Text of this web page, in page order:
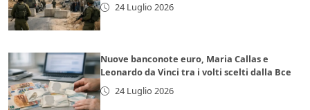
24 Luglio 2026
Nuove banconote euro, Maria Callas e
Leonardo da Vinci tra i volti scelti dalla Bce
24 Luglio 2026